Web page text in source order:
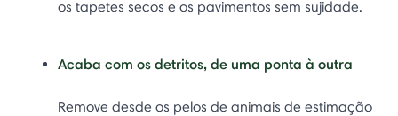
os tapetes secos e os pavimentos sem sujidade.
Acaba com os detritos, de uma ponta à outra
Remove desde os pelos de animais de estimação